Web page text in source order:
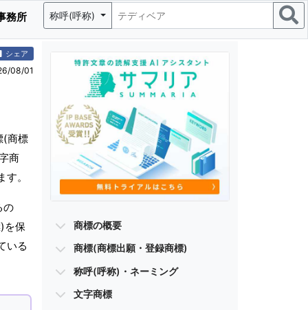
務所 称呼(呼称)
シェア
08/01
(商標
商
。
の
を保
いる
商標の概要
商標(商標出願・登録商標)
称呼(呼称)・ネーミング
文字商標